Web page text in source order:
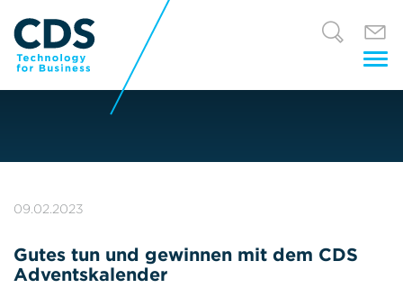
09.02.2023
Gutes tun und gewinnen mit dem CDS
Adventskalender